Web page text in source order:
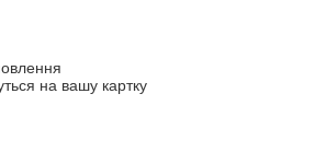
на вашу картку